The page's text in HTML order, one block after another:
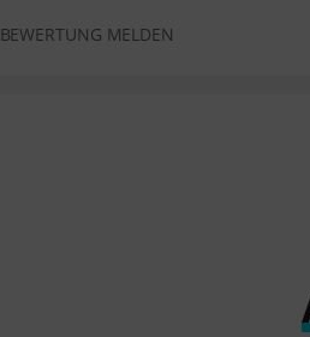
BEWERTUNG MELDEN